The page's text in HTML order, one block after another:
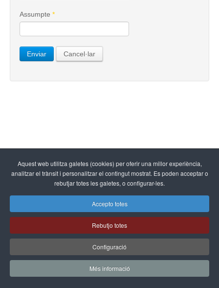
Assumpte *
Enviar Cancel·lar
Aquest web utilitza galetes (cookies) per oferir una millor experiència,
analitzar el trànsit i personalitzar el contingut mostrat. Es poden acceptar o
rebutjar totes les galetes, o configurar-les.
Accepto totes
Rebutjo totes
Configuració
Més informació